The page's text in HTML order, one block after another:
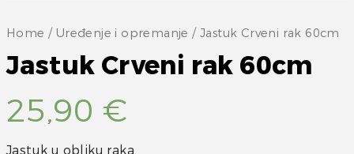
Home / Uređenje i opremanje / Jastuk Crveni rak 60cm
Jastuk Crveni rak 60cm
25,90 €
Jastuk u obliku raka.